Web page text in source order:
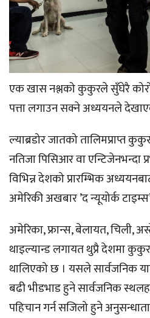
एक खास नश्लको कुकुरले सुँघेरै
पत्ता लगाउन सक्ने अध्ययनले
ल्याब्रडोर जातको तालिमप्राप्त
नतिजा पिसिआर वा एन्टिजेनभन्दा
विभिन्न देशको प्रारम्भिक
अमेरिकी अखबार ’द न्यूयोर्क
अमेरिका, फ्रान्स, बेलायत, चिली,
थाइल्यान्ड लगायत थुप्रै देशमा
थालिएको छ । यसले सार्वजनिक
बढी भीडभाड हुने सार्वजनिक
पहिचान गर्न सजिलो हुने